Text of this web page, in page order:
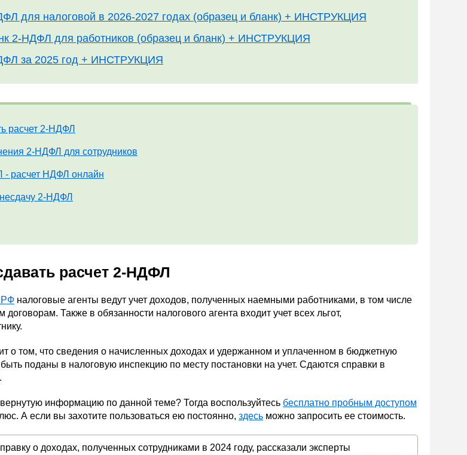
для налоговой в 2026-2027 годах (образец и бланк) + ИНСТРУКЦИЯ
2-НДФЛ для работников (образец и бланк) + ИНСТРУКЦИЯ
за 2025 год + ИНСТРУКЦИЯ
расчет 2-НДФЛ
2-НДФЛ для сотрудников
- расчет НДФЛ онлайн
несдачу 2-НДФЛ
расчет 2-НДФЛ
РФ налоговые агенты ведут учет доходов, полученных наемными работниками, в том числе
Также в обязанности налогового агента входит учет всех льгот,
о том, что сведения о начисленных доходах и удержанном и уплаченном в бюджетную
поданы в налоговую инспекцию по месту постановки на учет. Сдаются справки в
.
информацию по данной теме? Тогда воспользуйтесь бесплатно пробным доступом
А если вы захотите пользоваться ею постоянно, здесь можно запросить ее стоимость.
о доходах, полученных сотрудниками в 2024 году, рассказали эксперты